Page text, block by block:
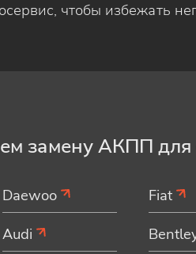
чтобы избежать
замену АКПП
Daewoo Fiat
Audi